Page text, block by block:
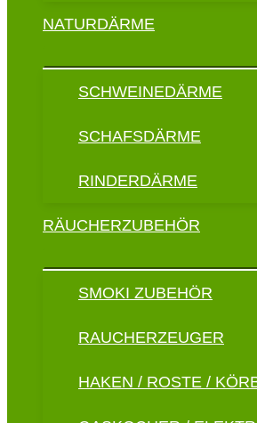
NATURDÄRME
SCHWEINEDÄRME
SCHAFSDÄRME
RINDERDÄRME
RÄUCHERZUBEHÖR
SMOKI ZUBEHÖR
RAUCHERZEUGER
HAKEN / ROSTE /